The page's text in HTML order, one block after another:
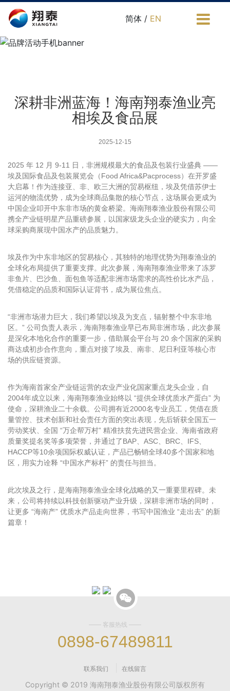
简体 / EN
相埃及食品展
埃及国际食品及包装展览会（Food Africa&Pacprocess）在开罗盛
大启幕！作为连接亚、非、欧三大洲的贸易枢纽，埃及凭借苏伊士
运河的物流优势，成为全球商品集散的核心节点，这场展会更成为
中国企业叩开中东非市场的黄金桥梁。海南翔泰渔业股份有限公司
携全产业链明星产品重磅参展，以国家级龙头企业的硬实力，向全
球采购商展现中国水产的品质魅力。
全球化布局提供了重要支撑。此次参展，海南翔泰渔业带来了冻罗
非鱼片、巴沙鱼、面包鱼等适配非洲市场需求的高性价比水产品，
凭借稳定的品质和国际认证背书，成为展位焦点。
区。” 公司负责人表示，海南翔泰渔业早已布局非洲市场，此次参展
是深化本地化合作的重要一步，借助展会平台与 20 余个国家的采购
商达成初步合作意向，重点对接了埃及、南非、尼日利亚等核心市
场的供应链资源。
2004年成立以来，海南翔泰渔业始终以 “提供全球优质水产蛋白” 为
使命，深耕渔业二十余载。公司拥有近2000名专业员工，凭借在质
量管控、技术创新和社会责任方面的突出表现，先后斩获全国五一
劳动奖状、全国 “万企帮万村” 精准扶贫先进民营企业、海南省政府
质量奖提名奖等多项荣誉，并通过了BAP、ASC、BRC、IFS、
HACCP等10余项国际权威认证，产品已畅销全球40多个国家和地
区，用实力诠释 “中国水产标杆” 的责任与担当。
来，公司将持续以科技创新驱动产业升级，深耕非洲市场的同时，
让更多 “海南产” 优质水产品走向世界，书写中国渔业 “走出去” 的新
篇章！
0898-67489811
Copyright © 2019 海南翔泰渔业股份有限公司版权所有